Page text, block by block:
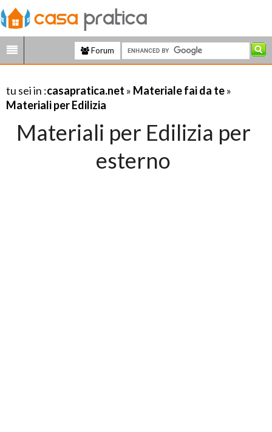
Forum
tu sei in :casapratica.net » Materiale fai da te»
Materiali per Edilizia
Materiali per Edilizia per
esterno